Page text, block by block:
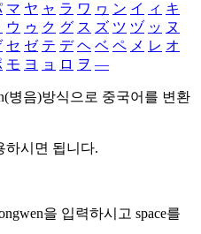
マ ヤ ャ ラ ワ ヮ ン イ ィ キ
ウ ゥ ク グ ス ズ ツ ヅ ッ ヌ
セ ゼ テ デ ヘ ベ ペ メ レ オ
モ ヨ ョ ロ ヲ ―
병음)방식으로 중국어를 변환
하시면 됩니다.
을 입력하시고 space를